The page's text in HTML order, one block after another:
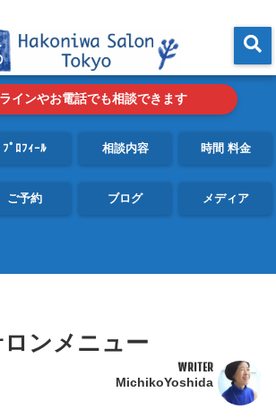
インやお電話でも相談できます
ﾌﾟﾛﾌｨｰﾙ 相談内容 時間 料金
ご予約 ブログ メディア
ンメニュー
WRITER
MichikoYoshida